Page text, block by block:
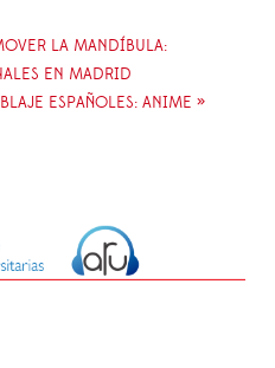
LA MANDÍBULA:
EN MADRID
ESPAÑOLES: ANIME »